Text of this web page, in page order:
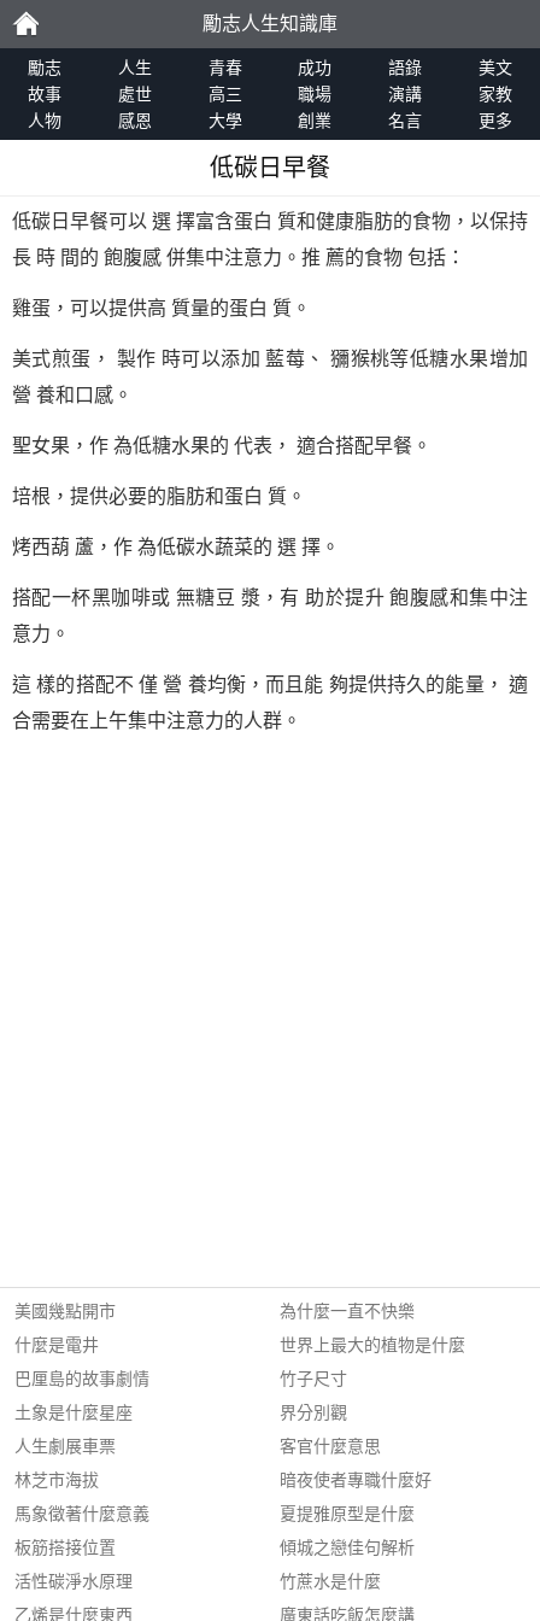
勵
志
勵志人生知識庫
勵志 人生 青春 成功 語錄
美文
故事
處世 高三 職場 演講
家教
人物
感恩 大學 創業 名言 更多
低碳日早餐
低碳日早餐可以 選 擇富含蛋白 質和健康脂肪的食物，以保持
長 時 間的 飽腹感 併集中注意力。推 薦的食物 包括：
雞蛋，可以提供高 質量的蛋白 質。
美式煎蛋， 製作 時可以添加 藍莓、 獼猴桃等低糖水果增加
營 養和口感。
聖女果，作 為低糖水果的 代表， 適合搭配早餐。
培根，提供必要的脂肪和蛋白 質。
烤西葫 蘆，作 為低碳水蔬菜的 選 擇。
搭配一杯黑咖啡或 無糖豆 漿，有 助於提升 飽腹感和集中注
意力。
這 樣的搭配不 僅 營 養均衡，而且能 夠提供持久的能量， 適
合需要在上午集中注意力的人群。
美國幾點開市
什麼是電井
巴厘島的故事劇情
土象是什麼星座
人生劇展車票
林芝市海拔
馬象徵著什麼意義
板筋搭接位置
活性碳淨水原理
乙烯是什麼東西
為什麼一直不快樂
世界上最大的植物是什麼
竹子尺寸
界分別觀
客官什麼意思
暗夜使者專職什麼好
夏提雅原型是什麼
傾城之戀佳句解析
竹蔗水是什麼
廣東話吃飯怎麼講